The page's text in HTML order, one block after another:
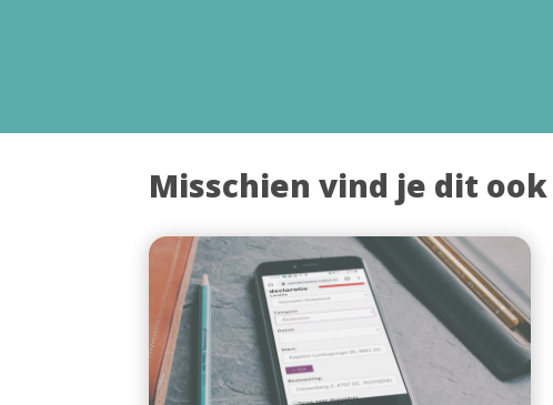
Misschien vind je dit